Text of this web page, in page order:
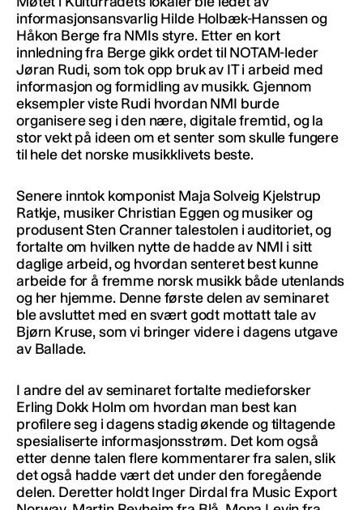
informasjonsansvarlig Hilde Holbæk-Hanssen og
Håkon Berge fra NMIs styre. Etter en kort
innledning fra Berge gikk ordet til NOTAM-leder
Jøran Rudi, som tok opp bruk av IT i arbeid med
informasjon og formidling av musikk. Gjennom
eksempler viste Rudi hvordan NMI burde
organisere seg i den nære, digitale fremtid, og la
stor vekt på ideen om et senter som skulle fungere
til hele det norske musikklivets beste.
Senere inntok komponist Maja Solveig Kjelstrup
Ratkje, musiker Christian Eggen og musiker og
produsent Sten Cranner talestolen i auditoriet, og
fortalte om hvilken nytte de hadde av NMI i sitt
daglige arbeid, og hvordan senteret best kunne
arbeide for å fremme norsk musikk både utenlands
og her hjemme. Denne første delen av seminaret
ble avsluttet med en svært godt mottatt tale av
Bjørn Kruse, som vi bringer videre i dagens utgave
av Ballade.
I andre del av seminaret fortalte medieforsker
Erling Dokk Holm om hvordan man best kan
profilere seg i dagens stadig økende og tiltagende
spesialiserte informasjonsstrøm. Det kom også
etter denne talen flere kommentarer fra salen, slik
det også hadde vært det under den foregående
delen. Deretter holdt Inger Dirdal fra Music Export